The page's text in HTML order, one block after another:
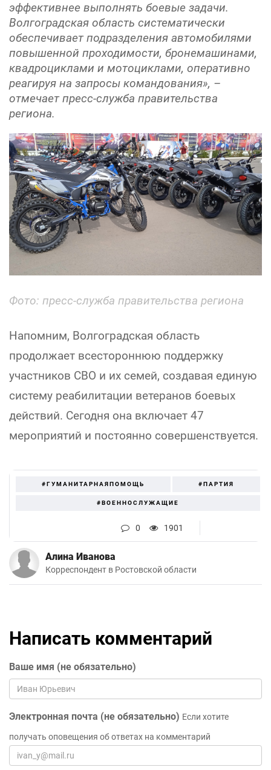
эффективнее выполнять боевые задачи.
Волгоградская область систематически
обеспечивает подразделения автомобилями
повышенной проходимости, бронемашинами,
квадроциклами и мотоциклами, оперативно
реагируя на запросы командования», –
отмечает пресс-служба правительства
региона.
Фото: пресс-служба правительства региона
Напомним, Волгоградская область
продолжает всестороннюю поддержку
участников СВО и их семей, создавая единую
систему реабилитации ветеранов боевых
действий. Сегодня она включает 47
мероприятий и постоянно совершенствуется.
#ГУМАНИТАРНАЯПОМОЩЬ #ПАРТИЯ
#ВОЕННОСЛУЖАЩИЕ
0 1901
Алина Иванова
Корреспондент в Ростовской области
Написать комментарий
Ваше имя (не обязательно)
Электронная почта (не обязательно) Если хотите
получать оповещения об ответах на комментарий